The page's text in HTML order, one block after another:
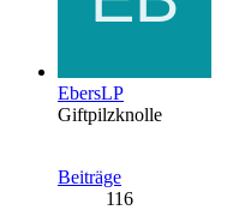
EbersLP
Giftpilzknolle
Beiträge
116